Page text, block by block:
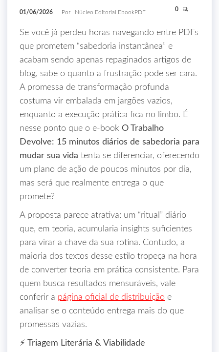
01/06/2026 Por Núcleo Editorial EbookPDF 0
Se você já perdeu horas navegando entre PDFs
que prometem “sabedoria instantânea” e
acabam sendo apenas repaginados artigos de
blog, sabe o quanto a frustração pode ser cara.
A promessa de transformação profunda
costuma vir embalada em jargões vazios,
enquanto a execução prática fica no limbo. É
nesse ponto que o e‑book O Trabalho
Devolve: 15 minutos diários de sabedoria para
mudar sua vida tenta se diferenciar, oferecendo
um plano de ação de poucos minutos por dia,
mas será que realmente entrega o que
promete?
A proposta parece atrativa: um “ritual” diário
que, em teoria, acumularia insights suficientes
para virar a chave da sua rotina. Contudo, a
maioria dos textos desse estilo tropeça na hora
de converter teoria em prática consistente. Para
quem busca resultados mensuráveis, vale
conferir a página oficial de distribuição e
analisar se o conteúdo entrega mais do que
promessas vazias.
⚡ Triagem Literária & Viabilidade